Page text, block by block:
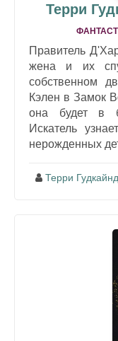
Терри
Правитель
жена и их
собственном
Кэлен в Замок
она будет в
Искатель
нерожденных
Терри Гудкайнд